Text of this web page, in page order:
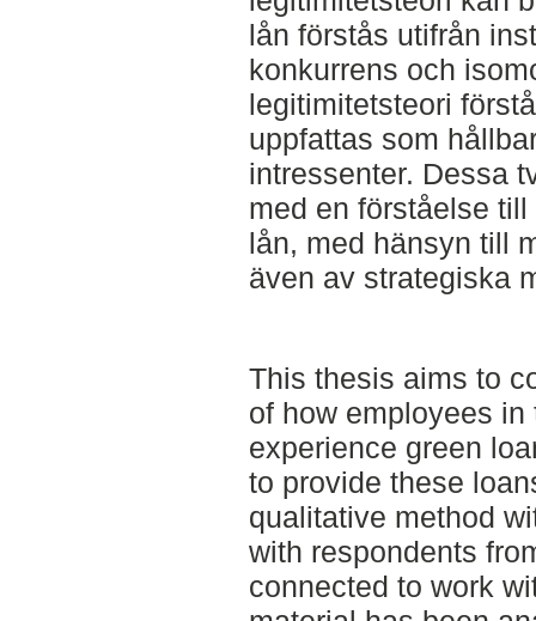
lån förstås utifrån
konkurrens och
legitimitetsteori
uppfattas som
intressenter. Dessa
med en förståelse
lån, med hänsyn till
även av strategiska
This thesis aims to
of how employees
experience green
to provide these
qualitative method
with respondents
connected to work